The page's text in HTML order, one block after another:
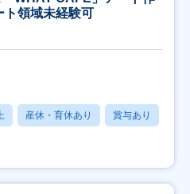
領域未経験可
産休・育休あり 賞与あり